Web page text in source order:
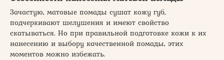
Зачастую, матовые помады сушат кожу губ,
подчеркивают шелушения и имеют свойство
скатываться. Но при правильной подготовке кожи к их
нанесению и выбору качественной помады, этих
моментов можно избежать.